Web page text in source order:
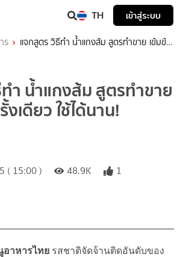
TH เข้าสู่ระบบ
ร
แจกสูตร วิธีทำ น้ำแกงส้ม สูตรทำขาย เข้มข้น
ำ น้ำแกงส้ม สูตรทำขาย
เดียว ใช้ได้นาน!
( 15:00 )
48.9K 1
อาหารไทย รสชาติจัดจ้านติดอันดับของ